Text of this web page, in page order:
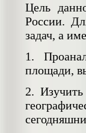
Цель
России.
задач, а
1.
площади,
2.